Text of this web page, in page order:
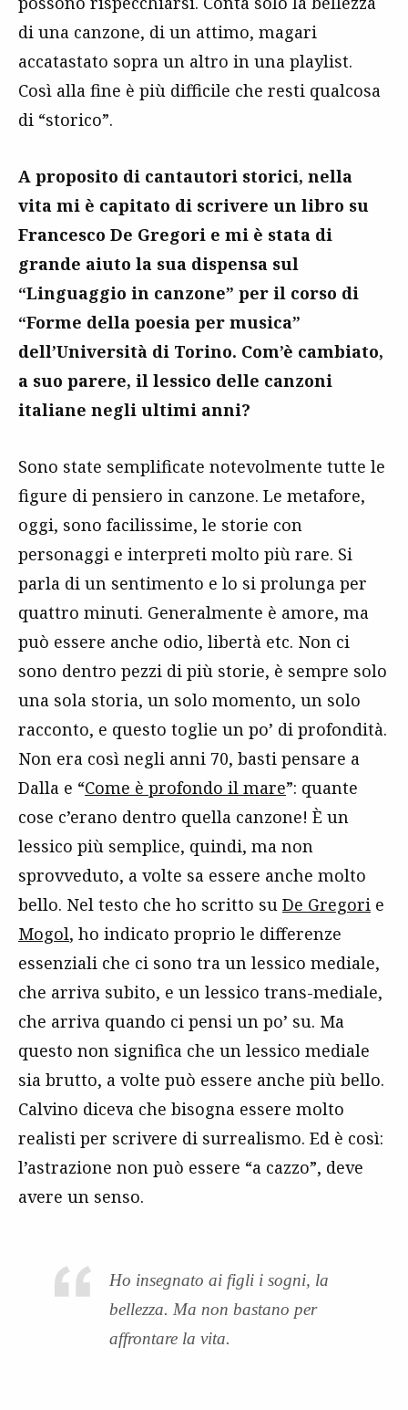
di una canzone, di un attimo, magari
accatastato sopra un altro in una playlist.
Così alla fine è più difficile che resti qualcosa
di “storico”.
A proposito di cantautori storici, nella
vita mi è capitato di scrivere un libro su
Francesco De Gregori e mi è stata di
grande aiuto la sua dispensa sul
“Linguaggio in canzone” per il corso di
“Forme della poesia per musica”
dell’Università di Torino. Com’è cambiato,
a suo parere, il lessico delle canzoni
italiane negli ultimi anni?
Sono state semplificate notevolmente tutte le
figure di pensiero in canzone. Le metafore,
oggi, sono facilissime, le storie con
personaggi e interpreti molto più rare. Si
parla di un sentimento e lo si prolunga per
quattro minuti. Generalmente è amore, ma
può essere anche odio, libertà etc. Non ci
sono dentro pezzi di più storie, è sempre solo
una sola storia, un solo momento, un solo
racconto, e questo toglie un po’ di profondità.
Non era così negli anni 70, basti pensare a
Dalla e “Come è profondo il mare”: quante
cose c’erano dentro quella canzone! È un
lessico più semplice, quindi, ma non
sprovveduto, a volte sa essere anche molto
bello. Nel testo che ho scritto su De Gregori e
Mogol, ho indicato proprio le differenze
essenziali che ci sono tra un lessico mediale,
che arriva subito, e un lessico trans-mediale,
che arriva quando ci pensi un po’ su. Ma
questo non significa che un lessico mediale
sia brutto, a volte può essere anche più bello.
Calvino diceva che bisogna essere molto
realisti per scrivere di surrealismo. Ed è così:
l’astrazione non può essere “a cazzo”, deve
avere un senso.
Ho insegnato ai figli i sogni, la
bellezza. Ma non bastano per
affrontare la vita.